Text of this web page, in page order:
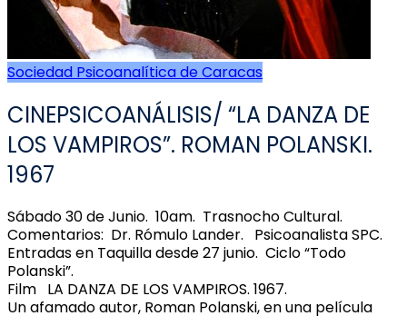
Sociedad Psicoanalítica de Caracas
CINEPSICOANÁLISIS/ “LA DANZA DE
LOS VAMPIROS”. ROMAN POLANSKI.
1967
Sábado 30 de Junio. 10am. Trasnocho Cultural.
Comentarios: Dr. Rómulo Lander. Psicoanalista SPC.
Entradas en Taquilla desde 27 junio. Ciclo “Todo
Polanski”.
Film LA DANZA DE LOS VAMPIROS. 1967.
Un afamado autor, Roman Polanski, en una película